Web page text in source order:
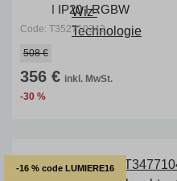
| IP20 | RGBW
Code: T352710342
508 €
356 € inkl. MwSt.
-30 %
-16 % code LUMIERE16